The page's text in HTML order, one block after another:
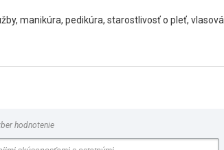
manikúra, pedikúra, starostlivosť o pleť, vlasová
hodnotenie